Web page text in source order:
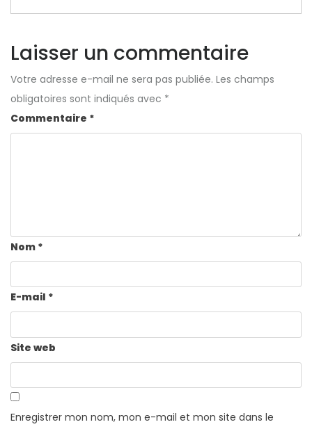
Laisser un commentaire
Votre adresse e-mail ne sera pas publiée. Les champs
obligatoires sont indiqués avec *
Commentaire *
Nom *
E-mail *
Site web
Enregistrer mon nom, mon e-mail et mon site dans le